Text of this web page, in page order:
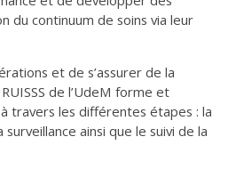
du continuum de soins via leur
et de s’assurer de la
de l’UdeM forme et
travers les différentes étapes : la
ainsi que le suivi de la